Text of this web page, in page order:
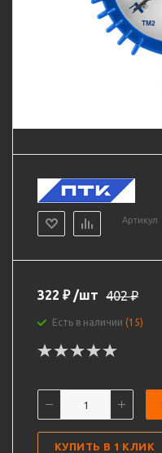
Артикул
322 ₽ /шт 402₽
Есть в наличии (15)
КУПИТЬ В 1 КЛИК